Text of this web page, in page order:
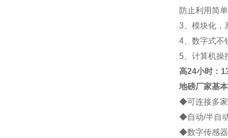
防止利用简
3、模块化，
4、数字式不
5、计算机操
高24小时：
地磅厂家基
◆可连接多
◆自动/半自
◆数字传感